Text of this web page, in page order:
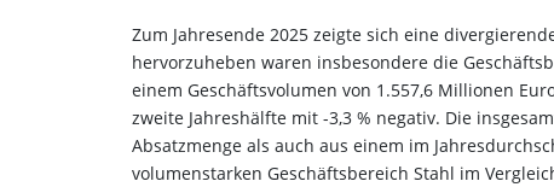
Zum Jahresende 2025 zeigte sich eine
hervorzuheben waren insbesondere die
einem Geschäftsvolumen von 1.557,6 Millionen
zweite Jahreshälfte mit -3,3 % negativ. Die
Absatzmenge als auch aus einem im
volumenstarken Geschäftsbereich Stahl im